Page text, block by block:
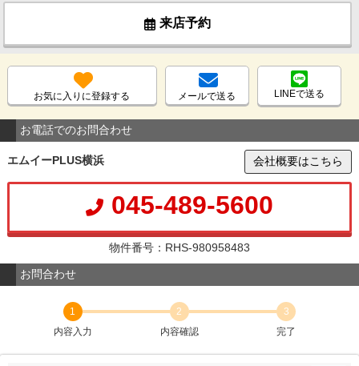
来店予約
お気に入りに登録する メールで送る LINEで送る
お電話でのお問合わせ
エムイーPLUS横浜 会社概要はこちら
045-489-5600
物件番号：RHS-980958483
お問合わせ
1
内容入力
2
内容確認
3
完了